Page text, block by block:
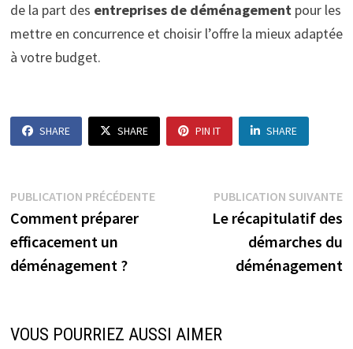
de la part des entreprises de déménagementpour les
mettre en concurrence et choisir l’offre la mieux adaptée
à votre budget.
SHARE SHARE PIN IT SHARE
Navigation
de
l’article
PUBLICATION PRÉCÉDENTEPublication
précédente :
Comment préparer
efficacement un
déménagement ?
PUBLICATION SUIVANTE
Le récapitulatif des
démarches du
déménagement
VOUS POURRIEZ AUSSI AIMER